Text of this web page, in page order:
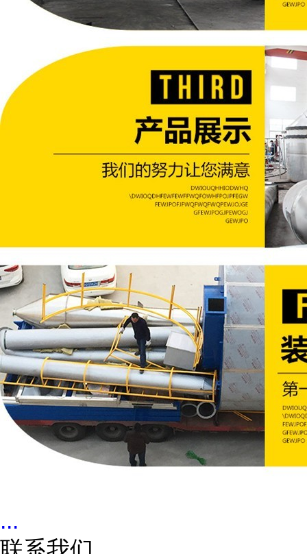
...